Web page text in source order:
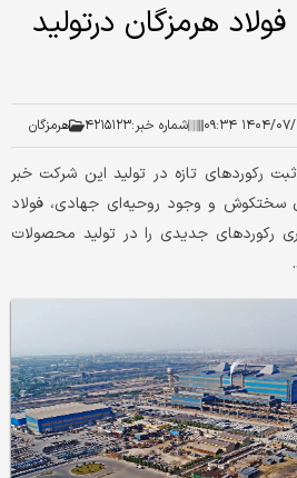
هرمزگان درتولید
۰۷/۲ ۰۹:۳۴ شماره خبر:۴۲۱۵۱۲۳ هرمزگان
رکوردهای تازه در تولید این شرکت خبر
سختکوش و وجود روحیه‌ای جهادی، فولاد
رکوردهای جدیدی را در تولید محصولات